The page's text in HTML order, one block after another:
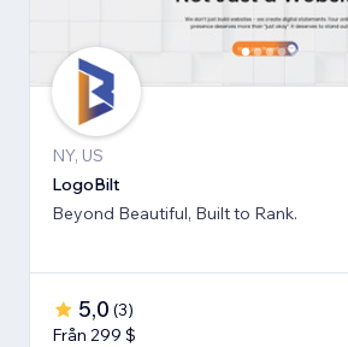
NY, US
LogoBilt
Beyond Beautiful, Built to Rank.
5,0 (3)
Från 299 $